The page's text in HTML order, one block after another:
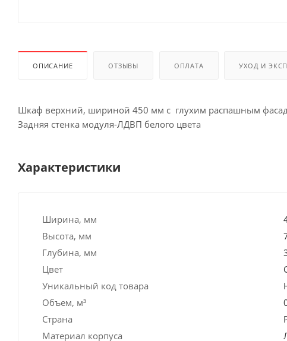
ОПИСАНИЕ ОТЗЫВЫ ОПЛАТА УХОД И
Шкаф верхний, шириной 450 мм с глухим распашным
Задняя стенка модуля-ЛДВП белого цвета
Характеристики
Ширина, мм
Высота, мм
Глубина, мм
Цвет
Уникальный код товара
Объем, м³
Страна
Материал корпуса